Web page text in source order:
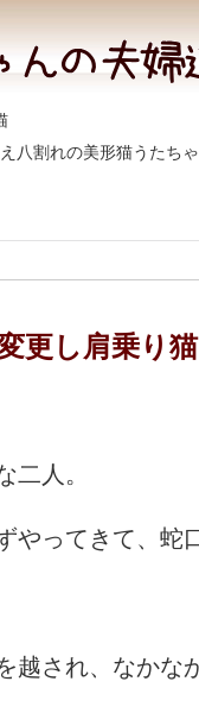
八割れの美形猫うたち
更し肩乗り
二人。
やってきて、蛇
越され、なかな